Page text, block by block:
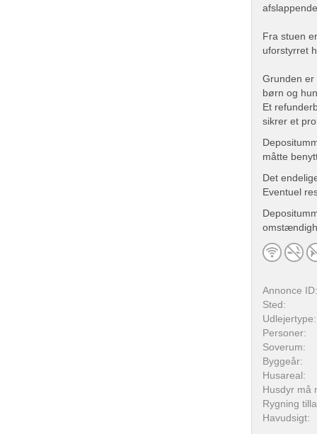
Fra stuen
uforstyrret
Grunden er
børn og
Et
sikrer et
måtte
Det
Eventuel
Annonce
Sted:
Udlejertype:
Personer:
Soverum:
Byggeår:
Husareal:
Husdyr må
Rygning
Havudsigt: